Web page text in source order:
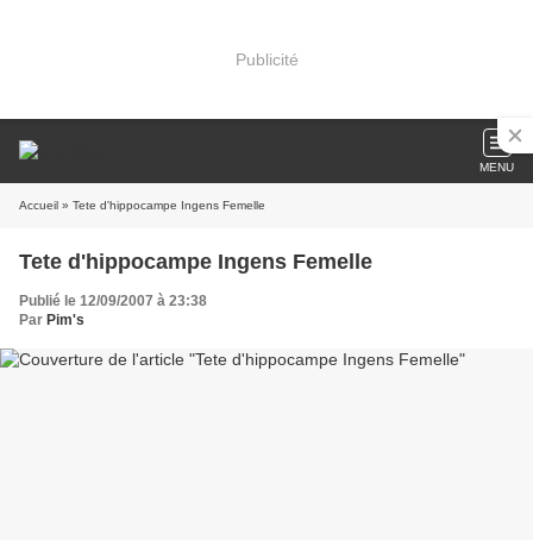
Publicité
MENU
Accueil » Tete d'hippocampe Ingens Femelle
Tete d'hippocampe Ingens Femelle
Publié le 12/09/2007 à 23:38
Par Pim's